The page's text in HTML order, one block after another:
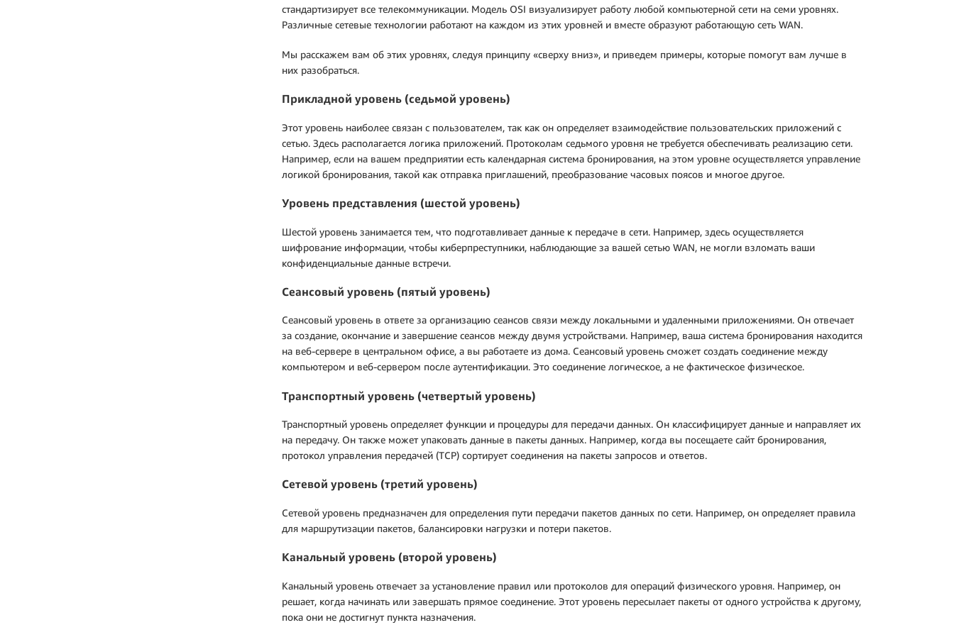
стандартизирует все телекоммуникации. Модель OSI визуализирует работу любой компьютерной сети на семи уровнях.
Различные сетевые технологии работают на каждом из этих уровней и вместе образуют работающую сеть WAN.
Мы расскажем вам об этих уровнях, следуя принципу «сверху вниз», и приведем примеры, которые помогут вам лучше в
них разобраться.
Прикладной уровень (седьмой уровень)
Этот уровень наиболее связан с пользователем, так как он определяет взаимодействие пользовательских приложений с
сетью. Здесь располагается логика приложений. Протоколам седьмого уровня не требуется обеспечивать реализацию сети.
Например, если на вашем предприятии есть календарная система бронирования, на этом уровне осуществляется управление
логикой бронирования, такой как отправка приглашений, преобразование часовых поясов и многое другое.
Уровень представления (шестой уровень)
Шестой уровень занимается тем, что подготавливает данные к передаче в сети. Например, здесь осуществляется
шифрование информации, чтобы киберпреступники, наблюдающие за вашей сетью WAN, не могли взломать ваши
конфиденциальные данные встречи.
Сеансовый уровень (пятый уровень)
Сеансовый уровень в ответе за организацию сеансов связи между локальными и удаленными приложениями. Он отвечает
за создание, окончание и завершение сеансов между двумя устройствами. Например, ваша система бронирования находится
на веб-сервере в центральном офисе, а вы работаете из дома. Сеансовый уровень сможет создать соединение между
компьютером и веб-сервером после аутентификации. Это соединение логическое, а не фактическое физическое.
Транспортный уровень (четвертый уровень)
Транспортный уровень определяет функции и процедуры для передачи данных. Он классифицирует данные и направляет их
на передачу. Он также может упаковать данные в пакеты данных. Например, когда вы посещаете сайт бронирования,
протокол управления передачей (TCP) сортирует соединения на пакеты запросов и ответов.
Сетевой уровень (третий уровень)
Сетевой уровень предназначен для определения пути передачи пакетов данных по сети. Например, он определяет правила
для маршрутизации пакетов, балансировки нагрузки и потери пакетов.
Канальный уровень (второй уровень)
Канальный уровень отвечает за установление правил или протоколов для операций физического уровня. Например, он
решает, когда начинать или завершать прямое соединение. Этот уровень пересылает пакеты от одного устройства к другому,
пока они не достигнут пункта назначения.